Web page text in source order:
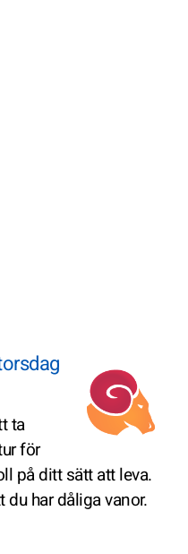
ta
för
på ditt sätt att leva.
har dåliga vanor.